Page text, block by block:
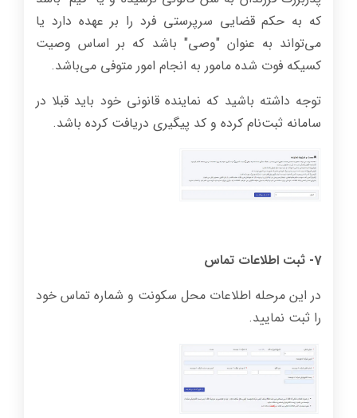
که به حکم قضایی سرپرستی فرد را بر عهده دارد یا
می‌تواند به عنوان "وصی" باشد که بر اساس وصیت
کسیکه فوت شده مامور به انجام امور متوفی می‌باشد.
توجه داشته باشید که نماینده قانونی خود باید قبلا در
سامانه ثبت‌نام کرده و کد پیگیری دریافت کرده باشد.
7- ثبت اطلاعات تماس
در این مرحله اطلاعات محل سکونت و شماره تماس خود
را ثبت نمایید.